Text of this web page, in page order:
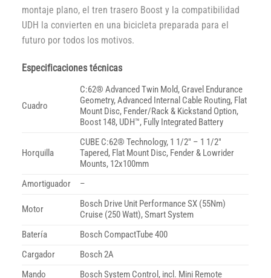
montaje plano, el tren trasero Boost y la compatibilidad
UDH la convierten en una bicicleta preparada para el
futuro por todos los motivos.
Especificaciones técnicas
Cuadro
C:62® Advanced Twin Mold, Gravel Endurance
Geometry, Advanced Internal Cable Routing, Flat
Mount Disc, Fender/Rack & Kickstand Option,
Boost 148, UDH™, Fully Integrated Battery
Horquilla
CUBE C:62® Technology, 1 1/2″ – 1 1/2″
Tapered, Flat Mount Disc, Fender & Lowrider
Mounts, 12x100mm
Amortiguador
–
Motor
Bosch Drive Unit Performance SX (55Nm)
Cruise (250 Watt), Smart System
Batería
Bosch CompactTube 400
Cargador
Bosch 2A
Mando
Bosch System Control, incl. Mini Remote